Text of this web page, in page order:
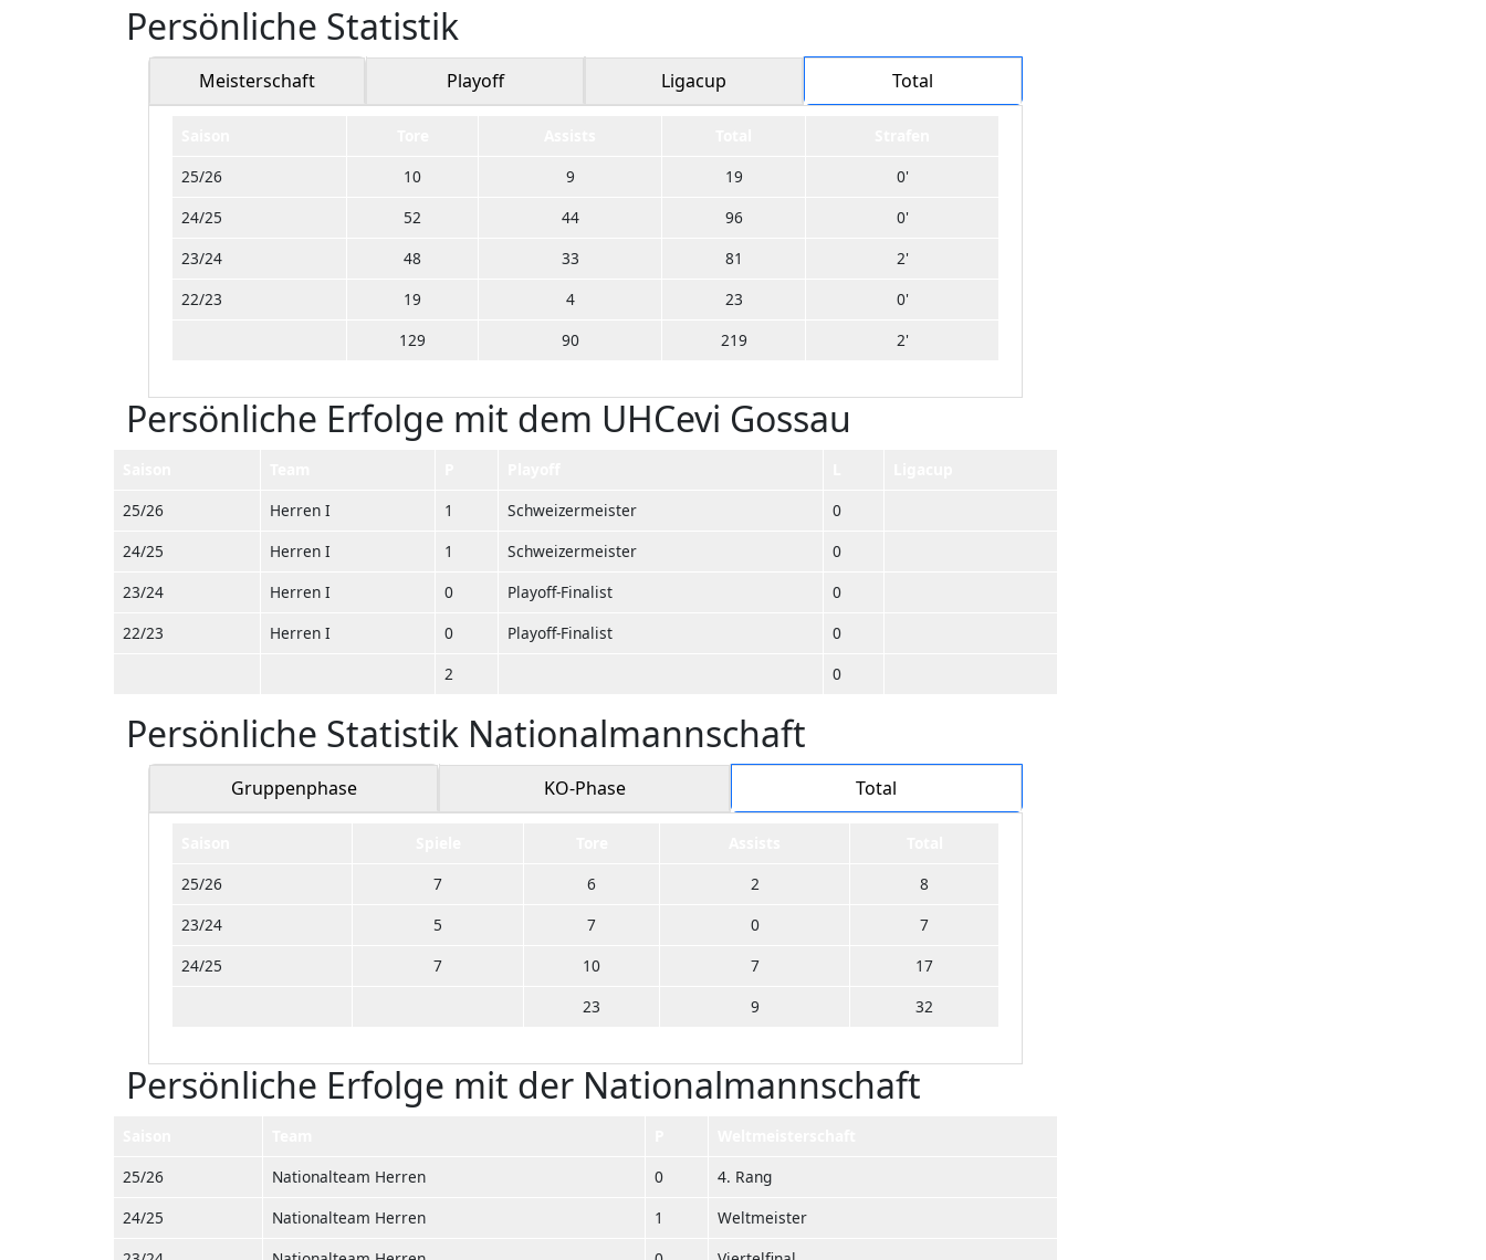
Persönliche Statistik
Meisterschaft Playoff Ligacup Total
25/26
10 9 19
0'
24/25
52 44 96
0'
23/24
48 33 81
2'
22/23
19 4 23
0'
129
90 219 2'
Persönliche Erfolge mit dem UHCevi Gossau
25/26
Herren I 1 Schweizermeister
0
24/25
Herren I 1 Schweizermeister
0
23/24
Herren I 0 Playoff-Finalist
0
22/23
Herren I 0 Playoff-Finalist
0
2
0
Persönliche Statistik Nationalmannschaft
Gruppenphase KO-Phase Total
25/26
7 6 2
8
23/24
5 7 0
7
24/25
7 10 7
17
23
9 32
Persönliche Erfolge mit der Nationalmannschaft
25/26
Nationalteam Herren 0
4. Rang
24/25
Nationalteam Herren 1
Weltmeister